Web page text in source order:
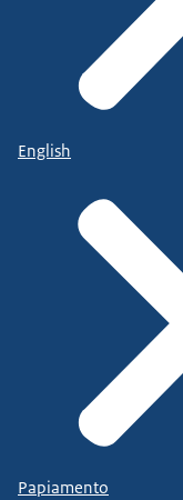
English
Papiamento